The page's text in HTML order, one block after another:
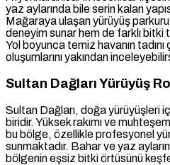
yaz aylarında bile serin kalan
Mağaraya ulaşan yürüyüş
deneyim sunar hem de farklı bitki
Yol boyunca temiz havanın
oluşumlarını yakından
Sultan Dağları Yürüyüş
Sultan Dağları, doğa yürüyüşleri
biridir. Yüksek rakımı ve
bu bölge, özellikle profesyonel
sunmaktadır. Bahar ve yaz
bölgenin eşsiz bitki örtüsünü